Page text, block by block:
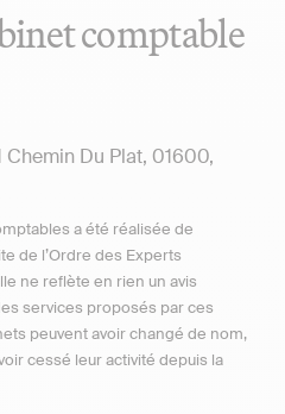
comptable
Chemin Du Plat, 01600,
a été réalisée de
de l’Ordre des Experts
ne reflète en rien un avis
services proposés par ces
peuvent avoir changé de nom,
cessé leur activité depuis la